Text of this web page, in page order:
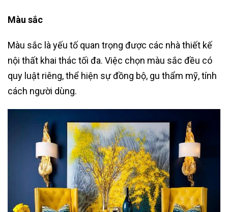
Màu sắc
Màu sắc là yếu tố quan trọng được các nhà thiết kế
nội thất khai thác tối đa. Việc chọn màu sắc đều có
quy luật riêng, thể hiện sự đồng bộ, gu thẩm mỹ, tính
cách người dùng.